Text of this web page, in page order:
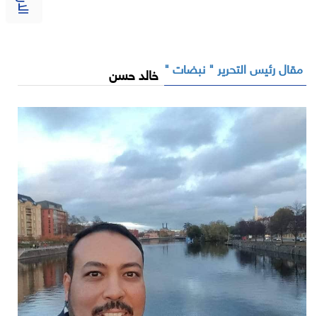
مقال رئيس التحرير " نبضات " خالد حسن